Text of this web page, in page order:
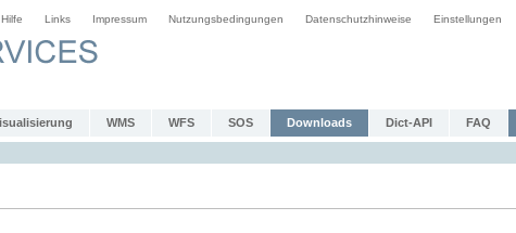
Hilfe Links Impressum Nutzungsbedingungen Datenschutzhinweise Einstellungen
WMS WFS SOS Downloads Dict-API FAQ